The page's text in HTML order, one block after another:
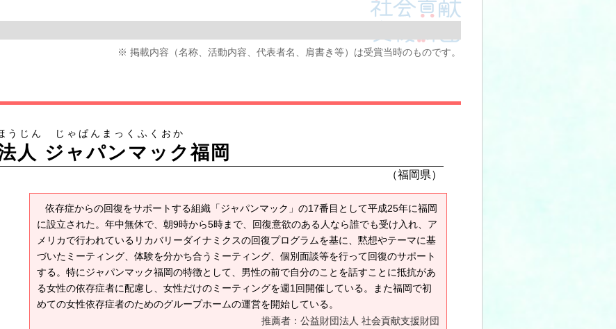
※ 掲載内容（名称、活動内容、代表者名、肩書き等）は受賞当時のものです。
うじん じゃぱんまっくふくおか
人 ジャパンマック福岡
（福岡県）
依存症からの回復をサポートする組織「ジャパンマック」の17番目として平成25年に福岡
に設立された。年中無休で、朝9時から5時まで、回復意欲のある人なら誰でも受け入れ、ア
メリカで行われているリカバリーダイナミクスの回復プログラムを基に、黙想やテーマに基
づいたミーティング、体験を分かち合うミーティング、個別面談等を行って回復のサポート
する。特にジャパンマック福岡の特徴として、男性の前で自分のことを話すことに抵抗があ
る女性の依存症者に配慮し、女性だけのミーティングを週1回開催している。また福岡で初
めての女性依存症者のためのグループホームの運営を開始している。
推薦者：公益財団法人 社会貢献支援財団